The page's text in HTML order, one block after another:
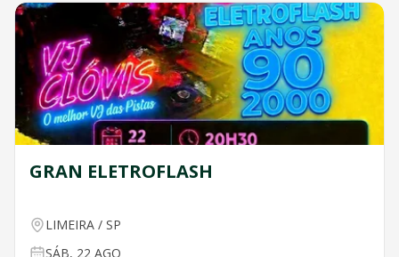
GRAN ELETROFLASH
LIMEIRA / SP
SÁB, 22 AGO